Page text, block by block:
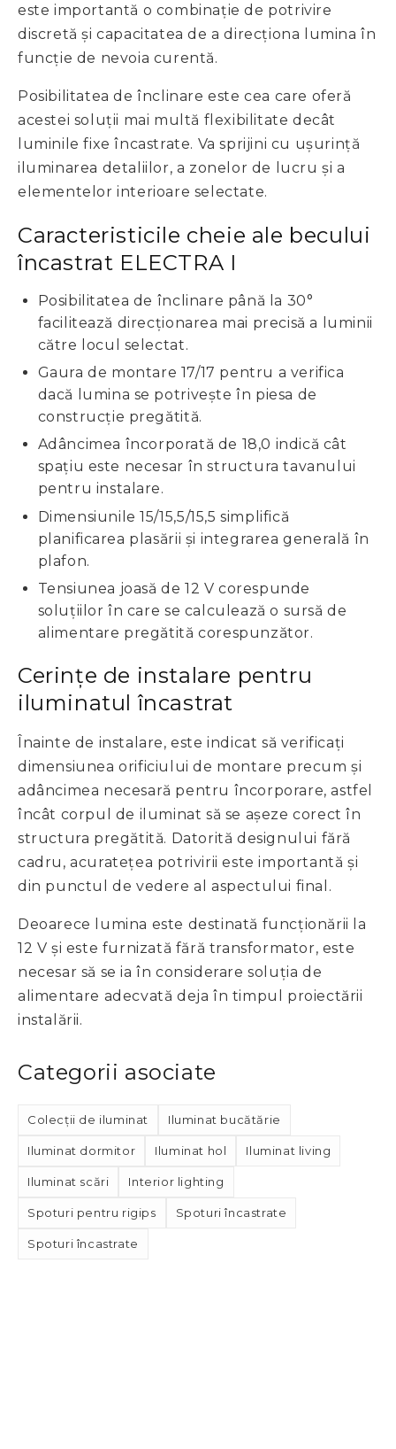
este importantă o combinație de potrivire
discretă și capacitatea de a direcționa lumina în
funcție de nevoia curentă.
Posibilitatea de înclinare este cea care oferă
acestei soluții mai multă flexibilitate decât
luminile fixe încastrate. Va sprijini cu ușurință
iluminarea detaliilor, a zonelor de lucru și a
elementelor interioare selectate.
Caracteristicile cheie ale becului
încastrat ELECTRA I
Posibilitatea de înclinare până la 30°
facilitează direcționarea mai precisă a luminii
către locul selectat.
Gaura de montare 17/17 pentru a verifica
dacă lumina se potrivește în piesa de
construcție pregătită.
Adâncimea încorporată de 18,0 indică cât
spațiu este necesar în structura tavanului
pentru instalare.
Dimensiunile 15/15,5/15,5 simplifică
planificarea plasării și integrarea generală în
plafon.
Tensiunea joasă de 12 V corespunde
soluțiilor în care se calculează o sursă de
alimentare pregătită corespunzător.
Cerințe de instalare pentru
iluminatul încastrat
Înainte de instalare, este indicat să verificați
dimensiunea orificiului de montare precum și
adâncimea necesară pentru încorporare, astfel
încât corpul de iluminat să se așeze corect în
structura pregătită. Datorită designului fără
cadru, acuratețea potrivirii este importantă și
din punctul de vedere al aspectului final.
Deoarece lumina este destinată funcționării la
12 V și este furnizată fără transformator, este
necesar să se ia în considerare soluția de
alimentare adecvată deja în timpul proiectării
instalării.
Categorii asociate
Colecții de iluminat Iluminat bucătărie
Iluminat dormitor Iluminat hol Iluminat living
Iluminat scări Interior lighting
Spoturi pentru rigips Spoturi încastrate
Spoturi încastrate